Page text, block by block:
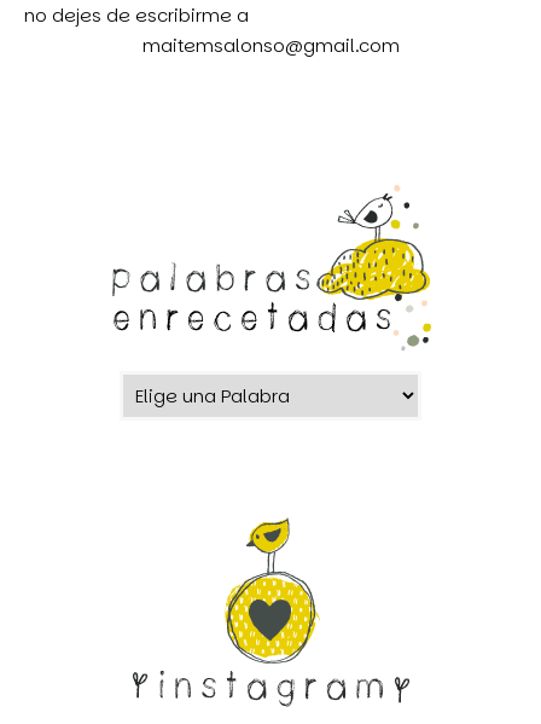
no dejes de escribirme a
maitemsalonso@gmail.com